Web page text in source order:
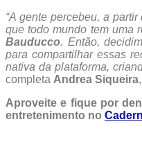
“A gente percebeu, a
que todo mundo tem uma
Bauducco. Então,
para compartilhar essas
nativa da plataforma,
completa Andrea Siqueira
Aproveite e fique por
entretenimento no